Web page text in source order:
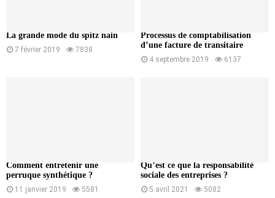
La grande mode du spitz nain
7 février 2019 7838
Processus de comptabilisation
d’une facture de transitaire
4 septembre 2019 6137
Comment entretenir une
perruque synthétique ?
11 janvier 2019 5581
Qu’est ce que la responsabilité
sociale des entreprises ?
5 avril 2021 5082